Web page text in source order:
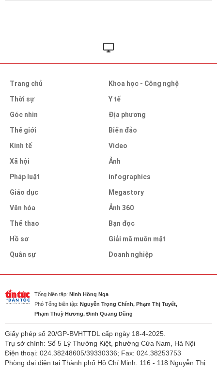
Trang chủ
Thời sự
Góc nhìn
Thế giới
Kinh tế
Xã hội
Pháp luật
Giáo dục
Văn hóa
Thể thao
Hồ sơ
Quân sự
Khoa học - Công nghệ
Y tế
Địa phương
Biển đảo
Video
Ảnh
infographics
Megastory
Ảnh 360
Bạn đọc
Giải mã muôn mặt
Doanh nghiệp
Tổng biên tập: Ninh Hồng Nga
Phó Tổng biên tập: Nguyễn Trọng Chính, Phạm Thị Tuyết,
Phạm Thuỳ Hương, Đinh Quang Dũng
Giấy phép số 20/GP-BVHTTDL cấp ngày 18-4-2025.
Trụ sở chính: Số 5 Lý Thường Kiệt, phường Cửa Nam, Hà Nội
Điện thoại: 024.38248605/39330336; Fax: 024.38253753
Phòng đại diện tại Thành phố Hồ Chí Minh: 116 - 118 Nguyễn Thị